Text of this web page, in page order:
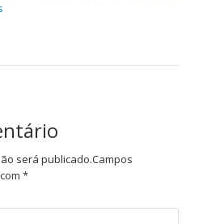
será publicado.Campos
*